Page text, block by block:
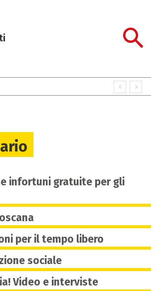
infortuni gratuite per gli
per il tempo libero
sociale
Video e interviste